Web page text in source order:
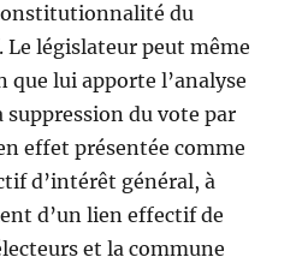
du
législateur peut même
que lui apporte l’analyse
du vote par
effet présentée comme
d’intérêt général, à
d’un lien effectif de
et la commune